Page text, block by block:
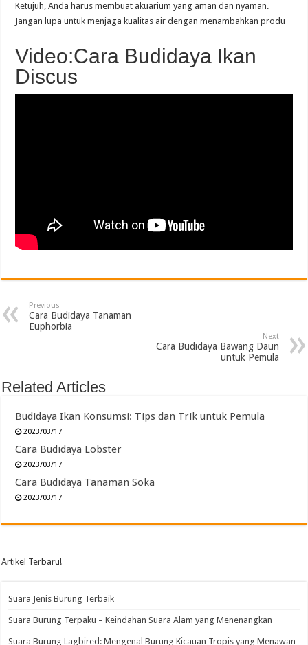
Ketujuh, Anda harus membuat akuarium yang aman dan nyaman.
Jangan lupa untuk menjaga kualitas air dengan menambahkan produ
Video:Cara Budidaya Ikan
Discus
Previous
Cara Budidaya Tanaman
Euphorbia
Next
Cara Budidaya Bawang Daun
untuk Pemula
Related Articles
Budidaya Ikan Konsumsi: Tips dan Trik untuk Pemula
2023/03/17
Cara Budidaya Lobster
2023/03/17
Cara Budidaya Tanaman Soka
2023/03/17
Artikel Terbaru!
Suara Jenis Burung Terbaik
Suara Burung Terpaku – Keindahan Suara Alam yang Menenangkan
Suara Burung Lagbired: Mengenal Burung Kicauan Tropis yang Menawan